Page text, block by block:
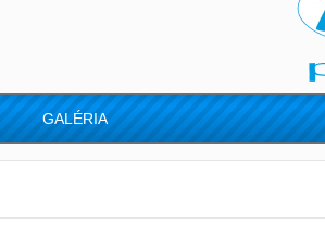
GALÉRIA